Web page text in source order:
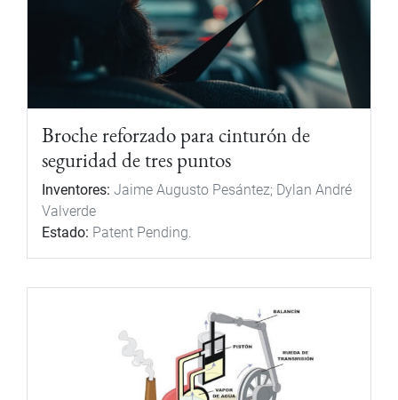
Broche reforzado para cinturón de
seguridad de tres puntos
Inventores: Jaime Augusto Pesántez; Dylan André
Valverde
Estado: Patent Pending.